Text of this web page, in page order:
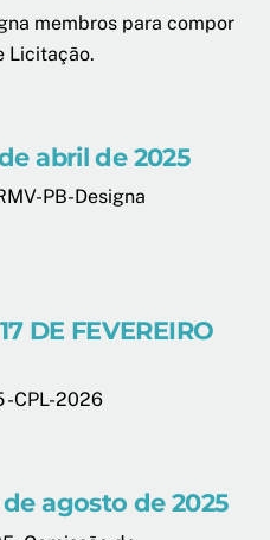
membros para compor
Licitação.
abril de 2025
PB-Designa
DE FEVEREIRO
-CPL-2026
de agosto de 2025